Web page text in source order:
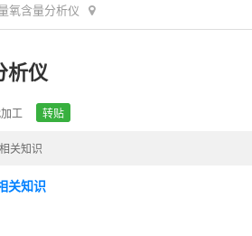
氧含量分析仪
析仪
工 转贴
关知识
关知识